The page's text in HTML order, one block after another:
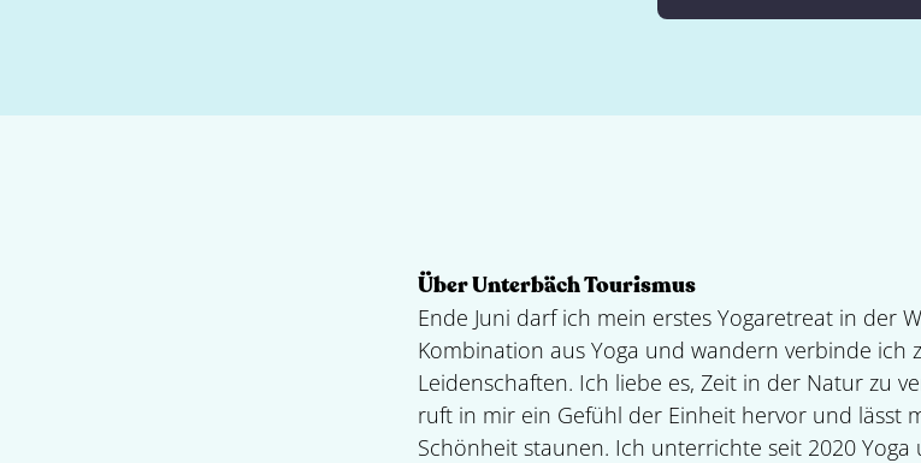
Über Unterbäch Tourismus
Ende Juni darf ich mein erstes Yogaretreat in der
Kombination aus Yoga und wandern verbinde ich
Leidenschaften. Ich liebe es, Zeit in der Natur zu
ruft in mir ein Gefühl der Einheit hervor und lässt
Schönheit staunen. Ich unterrichte seit 2020